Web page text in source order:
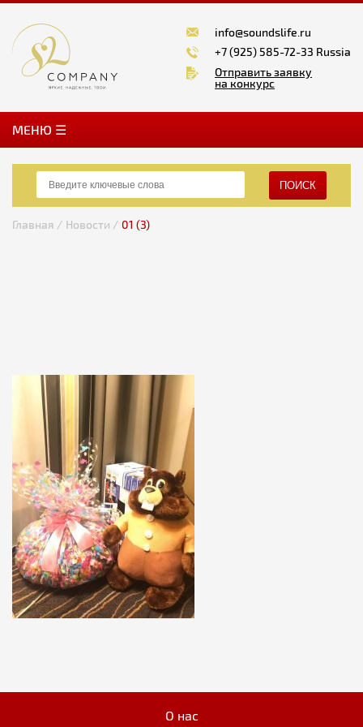
info@soundslife.ru
+7 (925) 585-72-33 Russia
Отправить заявку
на конкурс
MЕНЮ ☰
ПОИСК
Главная / Новости / 01 (3)
О нас